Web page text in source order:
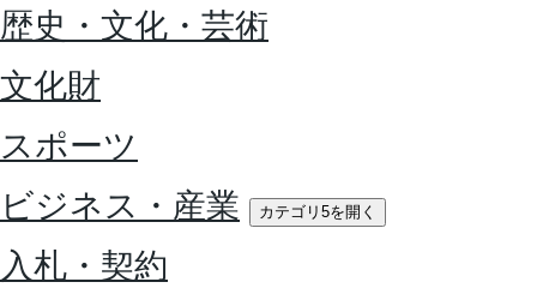
歴史・文化・芸術
文化財
スポーツ
ビジネス・産業
カテゴリ5を開く
入札・契約